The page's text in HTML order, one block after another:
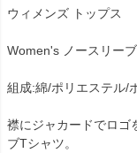
ウィメンズ トップス
Women's ノースリー
組成:綿/ポリエステル/
襟にジャカードでロゴ
ブTシャツ。